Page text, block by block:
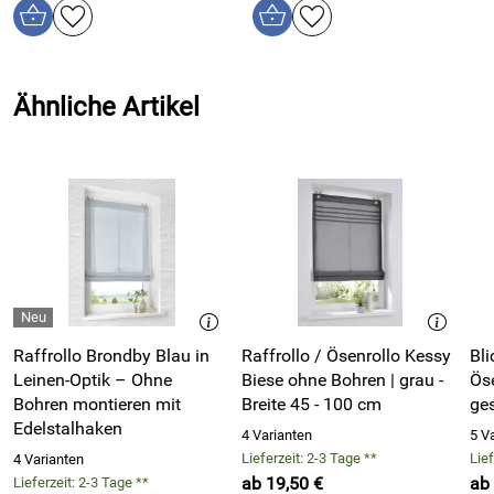
zu Maritimen Einrichtungen in Ferienwohnungen und
Die Vorteile von Leinenrollos
für hochwertige Fensterdekoration:
besonders robust und reißfest
wird mit jeder Wäsche weicher und schöner
nahezu fusselfrei und daher allergikerfreundlich
temperaturausgleichend und atmungsaktiv
unregelmäßige, lebendige Struktur mit viel Tiefe
Im Gegensatz zu Baumwolle, die glatt und gleichmäßig
wirkt, besitzt Leinen eine charaktervolle Oberfläche, die
jedem Raffrollo einen individuellen, hochwertigen Look
verleiht.
der Fenster:
Zugschnur:
Ähnliche Artikel
Raffrollo Brondby Blau in
Leinen-Optik – Ohne
Bohren montieren mit
Edelstalhaken
4 Varianten
Lieferzeit: 2-3 Tage **
Raffrollo / Ösenrollo Kessy
Biese ohne Bohren | grau -
Breite 45 - 100 cm
4 Varianten
Lieferzeit: 2-3 Tage **
ab 19,50 €
5
ab